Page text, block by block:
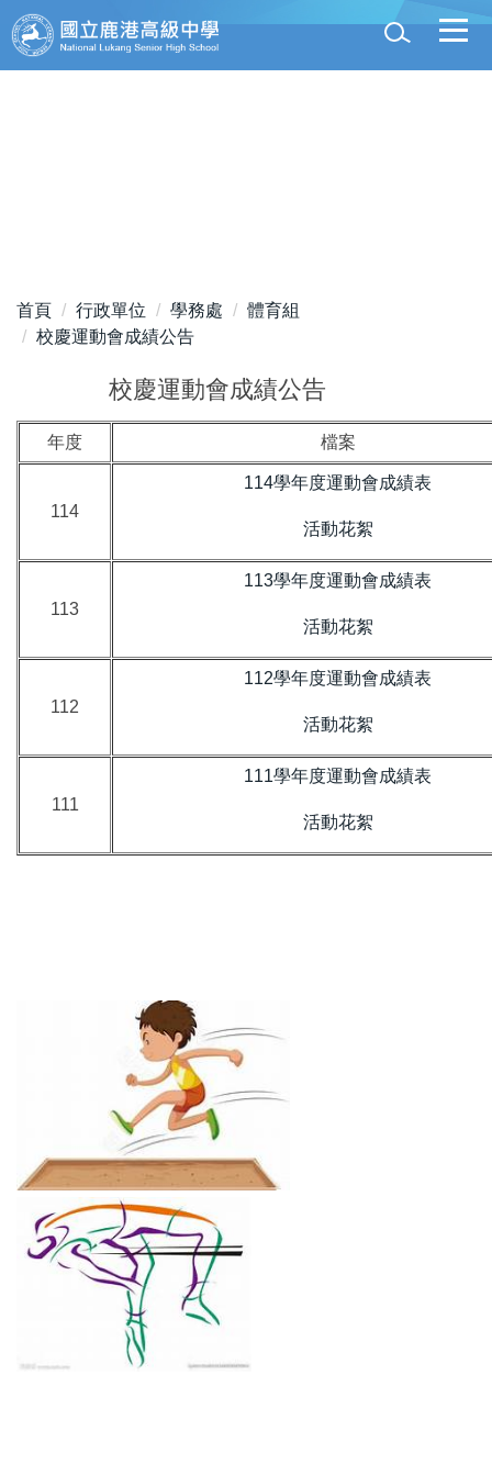
跳
到
主
首頁 行政單位 學務處
體育組
校慶運動會成績公告
校慶運動會成績公告
年度 檔案
114
114學年度運動會成績表
活動花絮
113
113學年度運動會成績表
活動花絮
112
112學年度運動會成績表
活動花絮
111
111學年度運動會成績表
活動花絮